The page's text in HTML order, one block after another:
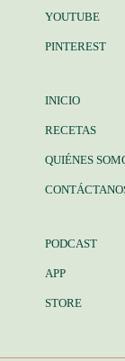
YOUTUBE
PINTEREST
INICIO
RECETAS
QUIÉNES
PODCAST
APP
STORE